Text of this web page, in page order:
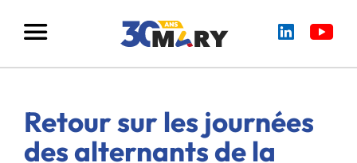
Retour sur les journées
des alternants de la